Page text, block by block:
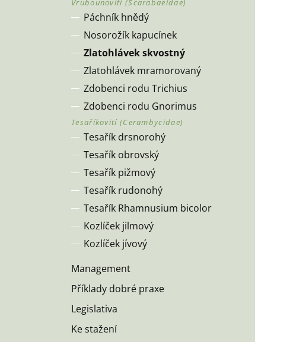
Páchník hnědý
Nosorožík kapucínek
Zlatohlávek skvostný
Zlatohlávek mramorovaný
Zdobenci rodu Trichius
Zdobenci rodu Gnorimus
Tesařík drsnorohý
Tesařík obrovský
Tesařík pižmový
Tesařík rudonohý
Tesařík Rhamnusium bicolor
Kozlíček jilmový
Kozlíček jívový
Management
Příklady dobré praxe
Legislativa
Ke stažení